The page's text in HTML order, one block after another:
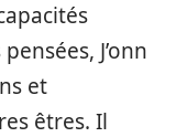
J’onn
et
êtres. Il